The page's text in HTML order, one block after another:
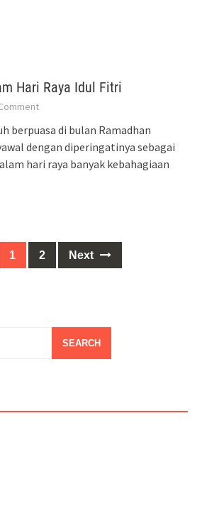
Hari Raya Idul Fitri
berpuasa di bulan Ramadhan
dengan diperingatinya sebagai
hari raya banyak kebahagiaan
1 2 Next
SEARCH